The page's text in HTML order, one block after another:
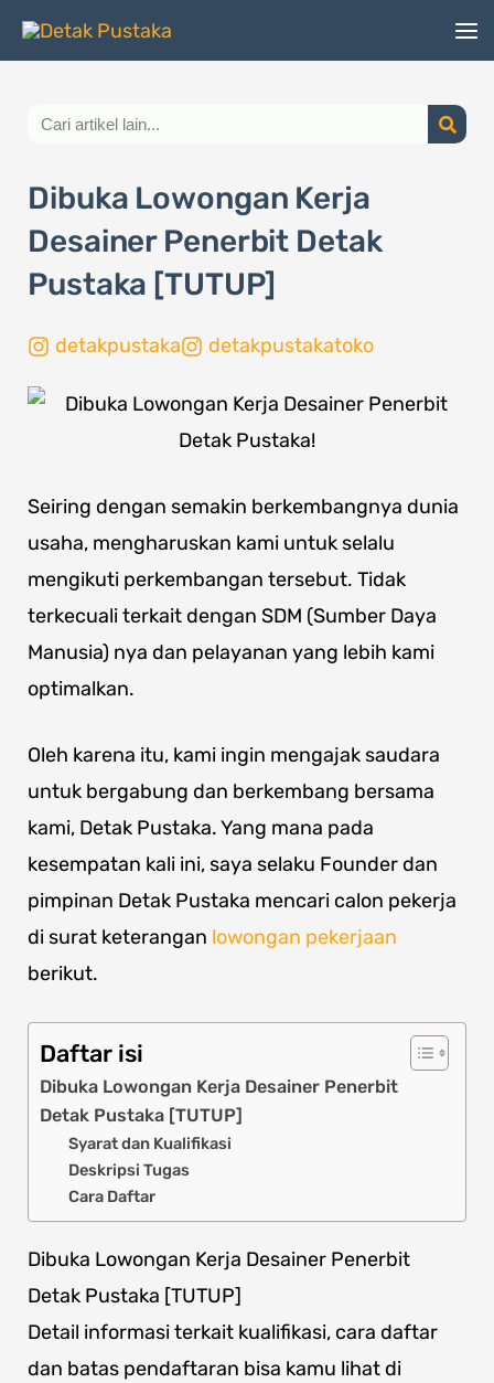
Lewati
Search
Dibuka Lowongan Kerja
Desainer Penerbit Detak
Pustaka [TUTUP]
detakpustaka detakpustakatoko
Seiring dengan semakin berkembangnya dunia
usaha, mengharuskan kami untuk selalu
mengikuti perkembangan tersebut. Tidak
terkecuali terkait dengan SDM (Sumber Daya
Manusia) nya dan pelayanan yang lebih kami
optimalkan.
Oleh karena itu, kami ingin mengajak saudara
untuk bergabung dan berkembang bersama
kami, Detak Pustaka. Yang mana pada
kesempatan kali ini, saya selaku Founder dan
pimpinan Detak Pustaka mencari calon pekerja
di surat keterangan lowongan pekerjaan
berikut.
Daftar isi
Dibuka Lowongan Kerja Desainer Penerbit
Detak Pustaka [TUTUP]
Syarat dan Kualifikasi
Deskripsi Tugas
Cara Daftar
Dibuka Lowongan Kerja Desainer Penerbit
Detak Pustaka [TUTUP]
Detail informasi terkait kualifikasi, cara daftar
dan batas pendaftaran bisa kamu lihat di